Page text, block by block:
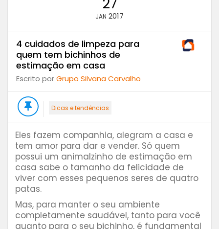
JAN 2017
4 cuidados de limpeza para
quem tem bichinhos de
estimação em casa
Escrito porGrupo Silvana Carvalho
Dicas e tendências
Eles fazem companhia, alegram a casa e
tem amor para dar e vender. Só quem
possui um animalzinho de estimação em
casa sabe o tamanho da felicidade de
viver com esses pequenos seres de quatro
patas.
Mas, para manter o seu ambiente
completamente saudável, tanto para você
quanto para o seu bichinho, é fundamental